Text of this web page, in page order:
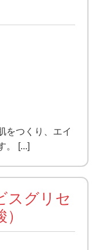
をつくり、エイ
。 [...]
スグリセ